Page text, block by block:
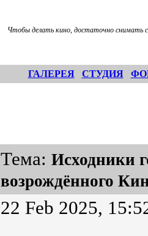
Чтобы делать кино, достаточно снимать
ГАЛЕРЕЯ СТУДИЯ
Тема: Исходники
возрождённого
22 Feb 2025,